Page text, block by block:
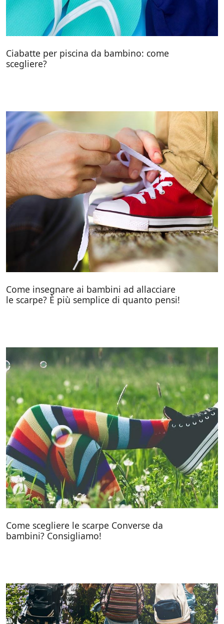
Ciabatte per piscina da bambino: come
scegliere?
Come insegnare ai bambini ad allacciare
le scarpe? È più semplice di quanto pensi!
Come scegliere le scarpe Converse da
bambini? Consigliamo!